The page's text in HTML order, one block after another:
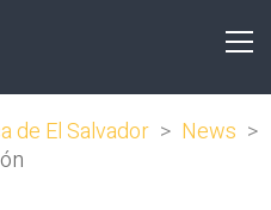
de El Salvador > News >